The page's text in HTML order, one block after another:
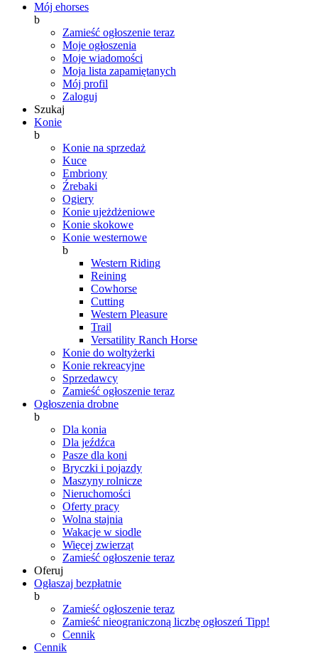
Mój ehorses
b
Zamieść ogłoszenie teraz
Moje ogłoszenia
Moje wiadomości
Moja lista zapamiętanych
Mój profil
Zaloguj
Szukaj
Konie
b
Konie na sprzedaż
Kuce
Embriony
Źrebaki
Ogiery
Konie ujeżdżeniowe
Konie skokowe
Konie westernowe
b
Western Riding
Reining
Cowhorse
Cutting
Western Pleasure
Trail
Versatility Ranch Horse
Konie do woltyżerki
Konie rekreacyjne
Sprzedawcy
Zamieść ogłoszenie teraz
Ogłoszenia drobne
b
Dla konia
Dla jeźdźca
Pasze dla koni
Bryczki i pojazdy
Maszyny rolnicze
Nieruchomości
Oferty pracy
Wolna stajnia
Wakacje w siodle
Więcej zwierząt
Zamieść ogłoszenie teraz
Oferuj
Ogłaszaj bezpłatnie
b
Zamieść ogłoszenie teraz
Zamieść nieograniczoną liczbę ogłoszeń Tipp!
Cennik
Cennik